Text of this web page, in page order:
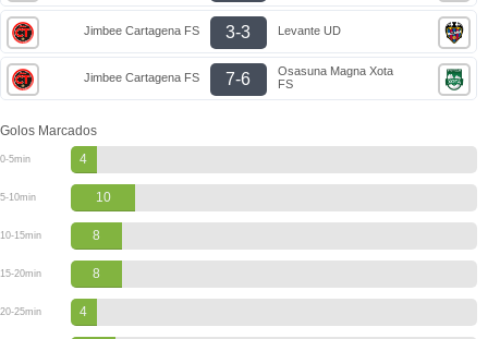
Jimbee Cartagena FS 3-3 Levante UD
Jimbee Cartagena FS 7-6
Osasuna Magna Xota
FS
Golos Marcados
0-5min 4
5-10min 10
10-15min 8
15-20min 8
20-25min 4